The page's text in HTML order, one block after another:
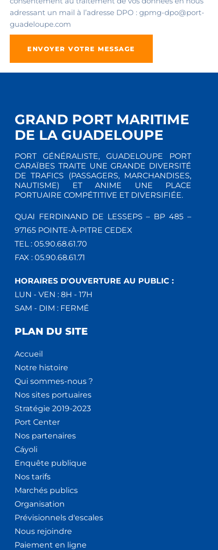
adressant un mail à l’adresse DPO : gpmg-dpo@port-
guadeloupe.com
GRAND PORT MARITIME
DE LA GUADELOUPE
PORT GÉNÉRALISTE, GUADELOUPE PORT
CARAÏBES TRAITE UNE GRANDE DIVERSITÉ
DE TRAFICS (PASSAGERS, MARCHANDISES,
NAUTISME) ET ANIME UNE PLACE
PORTUAIRE COMPÉTITIVE ET DIVERSIFIÉE.
QUAI FERDINAND DE LESSEPS – BP 485 –
97165 POINTE-À-PITRE CEDEX
TEL : 05.90.68.61.70
FAX : 05.90.68.61.71
HORAIRES D'OUVERTURE AU PUBLIC :
LUN - VEN : 8H - 17H
SAM - DIM : FERMÉ
PLAN DU SITE
Accueil
Notre histoire
Qui sommes-nous ?
Nos sites portuaires
Stratégie 2019-2023
Port Center
Nos partenaires
Cáyoli
Enquête publique
Nos tarifs
Marchés publics
Organisation
Prévisionnels d'escales
Nous rejoindre
Paiement en ligne